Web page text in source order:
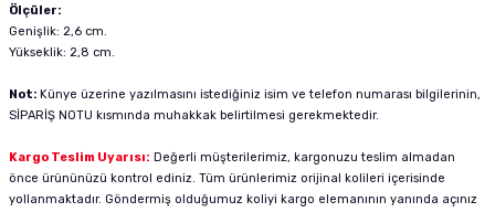
Ölçüler:
Genişlik: 2,6 cm.
Yükseklik: 2,8 cm.
Not: Künye üzerine yazılmasını istediğiniz isim ve telefon numarası bilgilerinin,
SİPARİŞ NOTU kısmında muhakkak belirtilmesi gerekmektedir.
Kargo Teslim Uyarısı: Değerli müşterilerimiz, kargonuzu teslim almadan
önce ürününüzü kontrol ediniz. Tüm ürünlerimiz orijinal kolileri içerisinde
yollanmaktadır. Göndermiş olduğumuz koliyi kargo elemanının yanında açınız